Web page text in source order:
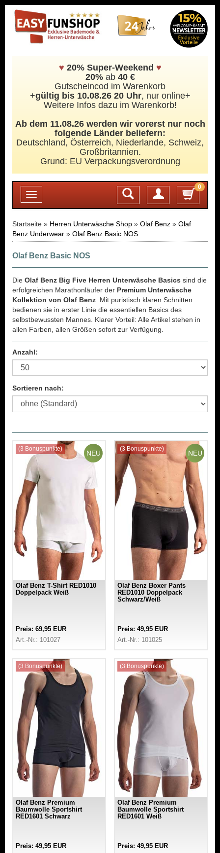
♥ 20% Super-Weekend ♥
20%ab 40 €
Gutscheincod im Warenkorb
+gültig bis 10.08.26 20 Uhr, nur online+
Weitere Infos dazu im Warenkorb!
Ab dem 11.08.26 werden wir vorerst nur noch
folgende Länder beliefern:
Deutschland, Österreich, Niederlande, Schweiz,
Großbritannien.
Grund: EU Verpackungsverordnung
Toggle
navigation
0
Login
Startseite » Herren Unterwäsche Shop » Olaf Benz » Olaf
Benz Underwear » Olaf Benz Basic NOS
Olaf Benz Basic NOS
Die Olaf Benz Big Five Herren Unterwäsche Basics sind die
erfolgreichen Marathonläufer der Premium Unterwäsche
Kollektion von Olaf Benz . Mit puristisch klaren Schnitten
bedienen sie in erster Linie die essentiellen Basics des
selbstbewussten Mannes. Klarer Vorteil: Alle Artikel stehen in
allen Farben, allen Größen sofort zur Verfügung.
Anzahl:
Sortieren nach:
NEU
(3 Bonuspunkte)
Olaf Benz T-Shirt RED1010
Doppelpack Weiß
Preis: 69,95 EUR
Art.-Nr.: 101027
NEU
(3 Bonuspunkte)
Olaf Benz Boxer Pants
RED1010 Doppelpack
Schwarz/Weiß
Preis: 49,95 EUR
Art.-Nr.: 101025
(3 Bonuspunkte)
Olaf Benz Premium
Baumwolle Sportshirt
RED1601 Schwarz
Preis: 49,95 EUR
(3 Bonuspunkte)
Olaf Benz Premium
Baumwolle Sportshirt
RED1601 Weiß
Preis: 49,95 EUR